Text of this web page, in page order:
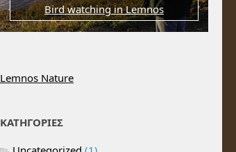
Bird watching in Lemnos
Lemnos Nature
ΚΑΤΗΓΟΡΙΕΣ